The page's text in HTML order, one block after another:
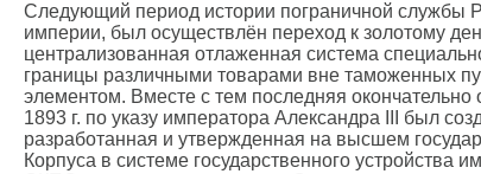
Следующий период истории пограничной службы
империи, был осуществлён переход к золотому
централизованная отлаженная система
границы различными товарами вне таможенных
элементом. Вместе с тем последняя
1893 г. по указу императора Александра III был
разработанная и утвержденная на высшем
Корпуса в системе государственного